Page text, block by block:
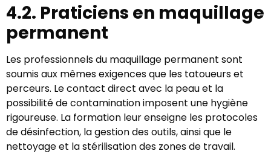
4.2. Praticiens en maquillage
permanent
Les professionnels du maquillage permanent sont
soumis aux mêmes exigences que les tatoueurs et
perceurs. Le contact direct avec la peau et la
possibilité de contamination imposent une hygiène
rigoureuse. La formation leur enseigne les protocoles
de désinfection, la gestion des outils, ainsi que le
nettoyage et la stérilisation des zones de travail.